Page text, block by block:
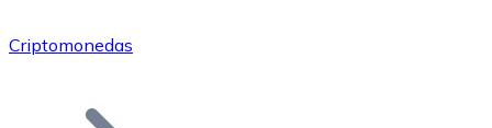
Únete a nuestra red de distribuidores.
Añade tu proyecto a nuestro ecosistema.
Criptomonedas